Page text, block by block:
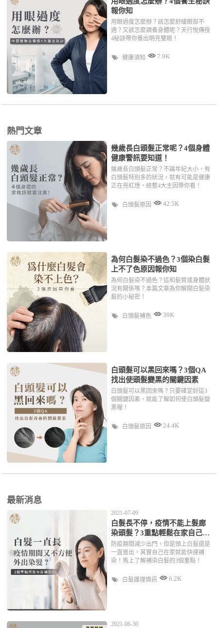
報你知
用眼過度怎麼辦？該怎麼舒緩眼部不
適？又該怎麼調養身體呢？天行悅傳授
4秘訣帶你養出明亮雙眼！
健康須知 7.9K
熱門文章
幾歲長白頭髮正常呢？4個身體
健康警訊要知道！
幾歲長白頭髮正常？不論年紀大小，有
白頭髮特別多的狀況，就有可能是健康
正在亮紅燈，統整4大主因帶你看！
白頭髮原因 42.5K
為何白髮染不過色？3個染白髮
上不了色原因報你知
為何白髮染不過色？這和髮質或身體狀
況有關係嗎？本篇文章為你解開白髮染
髮的小秘密！
白頭髮補色 39K
白頭髮可以黑回來嗎？3個QA
找出使頭髮變黑的關鍵因素
白頭髮可以黑回來嗎？只要確定好這3
個關鍵因素，就能了解如何使白頭髮變
黑喔！
白頭髮原因 24.4K
最新消息
2021-07-09
白髮長不停，疫情不能上髮廊
染頭髮？3重點輕鬆在家自己補
染！
防疫期間減少出門，但是頭上白髮還是
一直冒出，其實自己在家就能快速補
染！馬上了解補染白髮的3個重點！
白髮護理資訊 6.2K
2021-06-30